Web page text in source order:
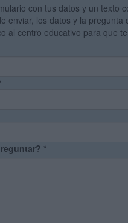
con tus datos y un texto
enviar, los datos y la
al centro educativo para que
*